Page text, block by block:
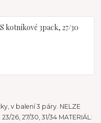
v balení 3 páry. NELZE
26, 27/30, 31/34 MATERIÁL: